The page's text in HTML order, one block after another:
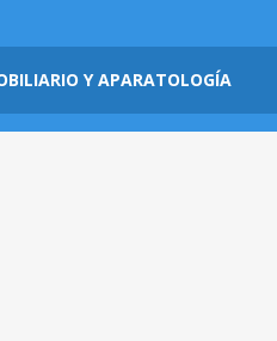
Y APARATOLOGÍA